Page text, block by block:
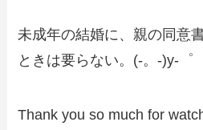
未成年の結婚に、親の同意
ときは要らない。(-。-)y-゜
Thank you so much for